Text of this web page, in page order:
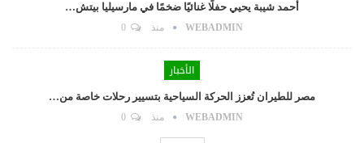
أحمد شيبة يحيي حفلًا غنائيًا ضخمًا في مارسيليا بيتش…
WEBADMIN منذ
الأخبار
مصر للطيران تُعزز الحركة السياحية بتسيير رحلات خاصة من…
WEBADMIN منذ